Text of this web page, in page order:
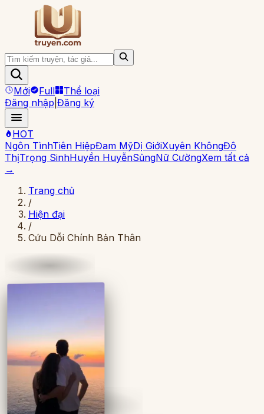
Mới Full
Thể loại
Đăng nhập Đăng ký
HOT
Ngôn TìnhTiên HiệpĐam MỹDị GiớiXuyên KhôngĐô
ThịTrọng SinhHuyền HuyễnSủngNữ CườngXem tất cả
→
Trang chủ
/
Hiện đại
/
Cứu Dỗi Chính Bản Thân